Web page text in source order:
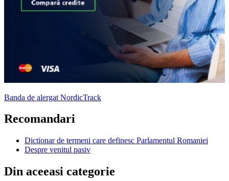
Banda de alergat NordicTrack
Recomandari
Dictionar de termeni care definesc Parlamentul Romaniei
Despre venitul pasiv
Din aceeasi categorie